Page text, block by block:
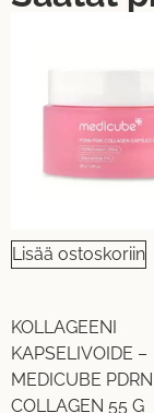
Lisää ostoskoriin
KOLLAGEENI
KAPSELIVOIDE –
MEDICUBE
COLLAGEN 55 G